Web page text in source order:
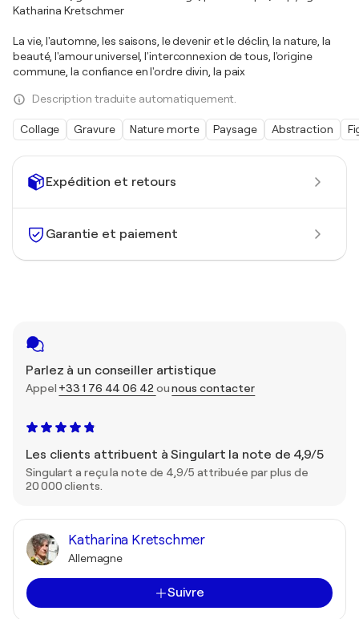
Expédition et retours
Garantie et paiement
Parlez à un conseiller artistique
Appel +33 1 76 44 06 42 ounous contacter
Les clients attribuent à Singulart la note de 4,9/5
Singulart a reçu la note de 4,9/5 attribuée par plus de
20 000 clients.
Katharina Kretschmer
Allemagne
Suivre
Katharina Kretschmer
La vie, l'automne, les saisons, le devenir et le déclin, la nature, la
beauté, l'amour universel, l'interconnexion de tous, l'origine
commune, la confiance en l'ordre divin, la paix
Description traduite automatiquement.
Collage Gravure Nature morte Paysage Abstraction